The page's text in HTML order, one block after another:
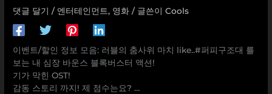
댓글 달기 / 엔터테인먼트, 영화 / 글쓴이Cools
이벤트/할인 정보 모음: 러블의 춤사위 마치 like..#퍼피구조대 를
보는 내 심장 바운스 블록버스터 액션!
기가 막힌 OST!
감동 스토리 까지! 제 점수는요? …